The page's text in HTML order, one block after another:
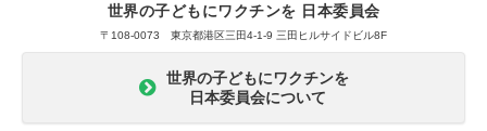
世界の子どもにワクチンを 日本委員会
〒108-0073 東京都港区三田4-1-9 三田ヒルサイドビル8F
世界の子どもにワクチンを
日本委員会について